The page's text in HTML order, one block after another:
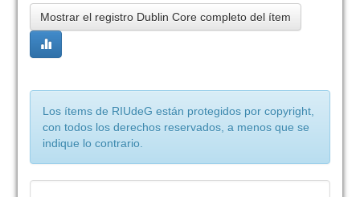
Mostrar el registro Dublin Core completo del ítem
Los ítems de RIUdeG están protegidos por copyright,
con todos los derechos reservados, a menos que se
indique lo contrario.